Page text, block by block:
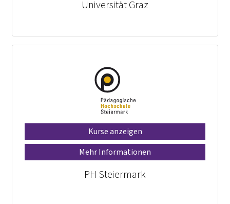
Universität Graz
Kurse anzeigen
Mehr Informationen
PH Steiermark